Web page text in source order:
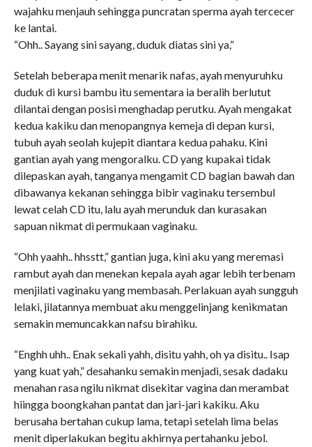
wajahku menjauh sehingga puncratan sperma ayah tercecer
ke lantai.
“Ohh.. Sayang sini sayang, duduk diatas sini ya,”
Setelah beberapa menit menarik nafas, ayah menyuruhku
duduk di kursi bambu itu sementara ia beralih berlutut
dilantai dengan posisi menghadap perutku. Ayah mengakat
kedua kakiku dan menopangnya kemeja di depan kursi,
tubuh ayah seolah kujepit diantara kedua pahaku. Kini
gantian ayah yang mengoralku. CD yang kupakai tidak
dilepaskan ayah, tanganya mengamit CD bagian bawah dan
dibawanya kekanan sehingga bibir vaginaku tersembul
lewat celah CD itu, lalu ayah merunduk dan kurasakan
sapuan nikmat di permukaan vaginaku.
“Ohh yaahh.. hhsstt,” gantian juga, kini aku yang meremasi
rambut ayah dan menekan kepala ayah agar lebih terbenam
menjilati vaginaku yang membasah. Perlakuan ayah sungguh
lelaki, jilatannya membuat aku menggelinjang kenikmatan
semakin memuncakkan nafsu birahiku.
“Enghh uhh.. Enak sekali yahh, disitu yahh, oh ya disitu.. Isap
yang kuat yah,” desahanku semakin menjadi, sesak dadaku
menahan rasa ngilu nikmat disekitar vagina dan merambat
hiingga boongkahan pantat dan jari-jari kakiku. Aku
berusaha bertahan cukup lama, tetapi setelah lima belas
menit diperlakukan begitu akhirnya pertahanku jebol.